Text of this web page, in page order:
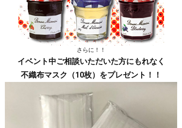
さらに！！
イベント中ご相談いただいた方にもれなく
不織布マスク（10枚）をプレゼント！！